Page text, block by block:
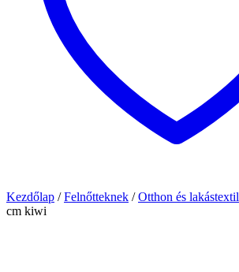
Kezdőlap /Felnőtteknek /Otthon és lakástextil
cm kiwi